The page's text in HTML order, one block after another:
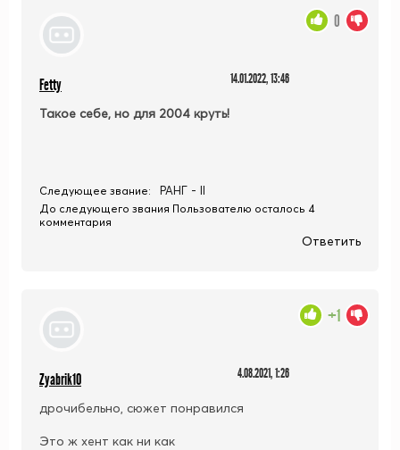
Fetty 14.01.2022, 13:46
Такое себе, но для 2004 круть!
0
Следующее звание: РАНГ - II
До следующего звания Пользователю осталось 4
комментария
Ответить
Zyabrik10 4.08.2021, 1:26
дрочибельно, сюжет понравился
Это ж хент как ни как
+1